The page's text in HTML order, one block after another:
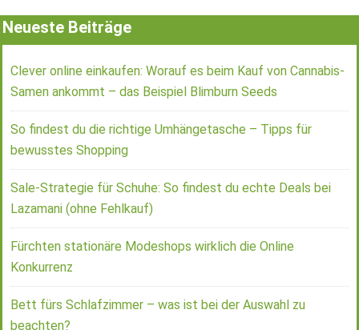
Neueste Beiträge
Clever online einkaufen: Worauf es beim Kauf von Cannabis-
Samen ankommt – das Beispiel Blimburn Seeds
So findest du die richtige Umhängetasche – Tipps für
bewusstes Shopping
Sale-Strategie für Schuhe: So findest du echte Deals bei
Lazamani (ohne Fehlkauf)
Fürchten stationäre Modeshops wirklich die Online
Konkurrenz
Bett fürs Schlafzimmer – was ist bei der Auswahl zu
beachten?